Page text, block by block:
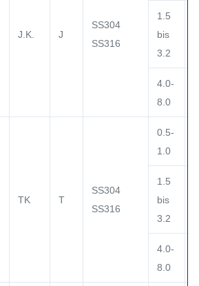
J.K. J
SS304
SS316
1.5
bis
3.2
4.0-
8.0
TK T
SS304
SS316
0.5-
1.0
1.5
bis
3.2
4.0-
8.0